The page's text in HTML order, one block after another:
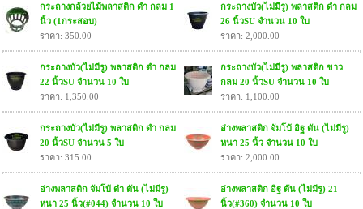
กระถางกล้วยไม้พลาสติก ดำ กลม 1
นิ้ว (1กระสอบ)
ราคา: 350.00
กระถางบัว(ไม่มีรู) พลาสติก ดำ กลม
26 นิ้วSU จำนวน 10 ใบ
ราคา: 2,000.00
กระถางบัว(ไม่มีรู) พลาสติก ดำ กลม
22 นิ้วSU จำนวน 10 ใบ
ราคา: 1,350.00
กระถางบัว(ไม่มีรู) พลาสติก ขาว
กลม 20 นิ้วSU จำนวน 10 ใบ
ราคา: 1,100.00
กระถางบัว(ไม่มีรู) พลาสติก ดำ กลม
20 นิ้วSU จำนวน 5 ใบ
ราคา: 315.00
อ่างพลาสติก จัมโบ้ อิฐ ตัน (ไม่มีรู)
หนา 25 นิ้ว จำนวน 10 ใบ
ราคา: 2,000.00
อ่างพลาสติก จัมโบ้ ดำ ตัน (ไม่มีรู)
หนา 25 นิ้ว(#044) จำนวน 10 ใบ
อ่างพลาสติก อิฐ ตัน (ไม่มีรู) 21
นิ้ว(#360) จำนวน 10 ใบ